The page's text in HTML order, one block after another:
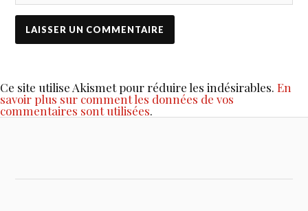
Ce site utilise Akismet pour réduire les indésirables. En
savoir plus sur comment les données de vos
commentaires sont utilisées.